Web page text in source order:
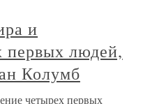
и
первых людей,
Колумб
четырех первых